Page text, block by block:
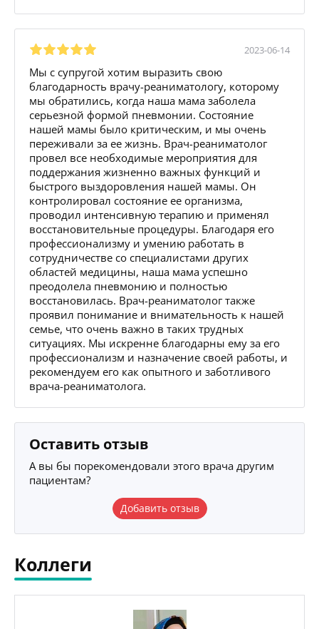
2023-06-14
Мы с супругой хотим выразить свою
благодарность врачу-реаниматологу, которому
мы обратились, когда наша мама заболела
серьезной формой пневмонии. Состояние
нашей мамы было критическим, и мы очень
переживали за ее жизнь. Врач-реаниматолог
провел все необходимые мероприятия для
поддержания жизненно важных функций и
быстрого выздоровления нашей мамы. Он
контролировал состояние ее организма,
проводил интенсивную терапию и применял
восстановительные процедуры. Благодаря его
профессионализму и умению работать в
сотрудничестве со специалистами других
областей медицины, наша мама успешно
преодолела пневмонию и полностью
восстановилась. Врач-реаниматолог также
проявил понимание и внимательность к нашей
семье, что очень важно в таких трудных
ситуациях. Мы искренне благодарны ему за его
профессионализм и назначение своей работы, и
рекомендуем его как опытного и заботливого
врача-реаниматолога.
Оставить отзыв
А вы бы порекомендовали этого врача другим
пациентам?
Добавить отзыв
Коллеги